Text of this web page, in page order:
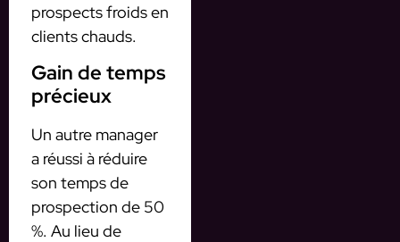
prospects froids en
clients chauds.
Gain de temps
précieux
Un autre manager
a réussi à réduire
son temps de
prospection de 50
%. Au lieu de